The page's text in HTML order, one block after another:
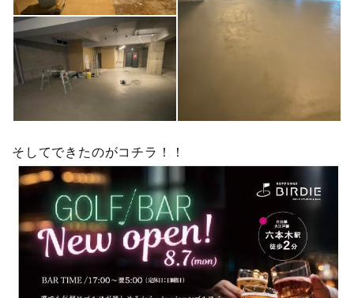
そしてできたのがコチラ！！